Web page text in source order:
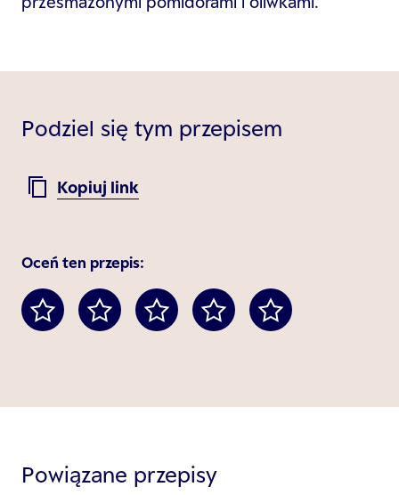
Podziel się tym przepisem
Kopiuj link
Oceń ten przepis:
Powiązane przepisy